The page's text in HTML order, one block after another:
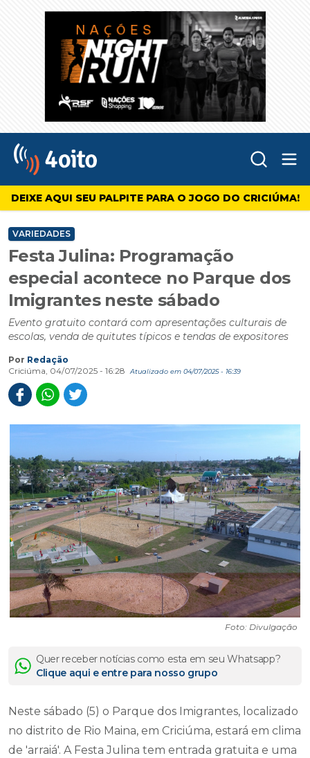
4oito
DEIXE AQUI SEU PALPITE PARA O JOGO DO CRICIÚMA!
VARIEDADES
Festa Julina: Programação
especial acontece no Parque dos
Imigrantes neste sábado
Evento gratuito contará com apresentações culturais de
escolas, venda de quitutes típicos e tendas de expositores
Por Redação
Criciúma, 04/07/2025 - 16:28
Atualizado em 04/07/2025 - 16:39
Foto: Divulgação
Quer receber notícias como esta em seu Whatsapp?
Clique aqui e entre para nosso grupo
Neste sábado (5) o Parque dos Imigrantes, localizado
no distrito de Rio Maina, em Criciúma, estará em clima
de 'arraiá'. A Festa Julina tem entrada gratuita e uma